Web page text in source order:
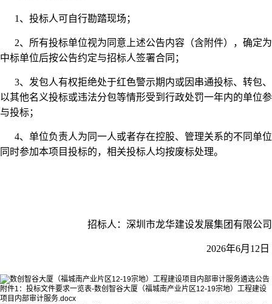
1、投标人可自行勘踏现场；
2、所有投标单位视为同意上述公告内容（含附件），确定为
中标单位后按公告约定与招标人签署合同；
3、发包人有权拒绝处于红色警示期内或因串通投标、转包、
以其他名义投标或违法分包等情形受到行政处罚一年内的单位参
与投标；
4、单位负责人为同一人或者存在控股、管理关系的不同单位
同时参加本项目投标的，相关投标人均按废标处理。
招标人：深圳市龙华建设发展集团有限公司
2026年6月12日
附件1：投标文件要求一览表-数创智谷大厦（福城南产业片区12-19宗地）工程建设
项目内部审计服务.docx